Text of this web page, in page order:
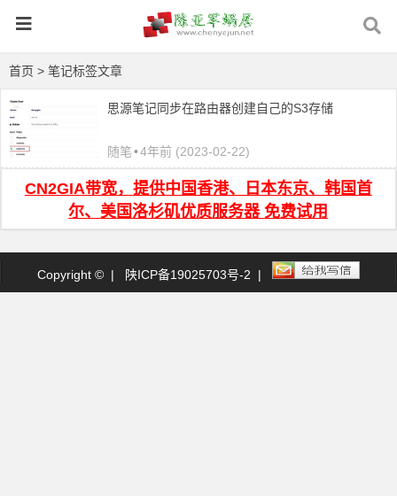
首页 > 笔记标签文章
思源笔记同步在路由器创建自己的S3存储
随笔•4年前 (2023-02-22)
CN2GIA带宽，提供中国香港、日本东京、韩国首
尔、美国洛杉矶优质服务器 免费试用
Copyright © | 陕ICP备19025703号-2 |